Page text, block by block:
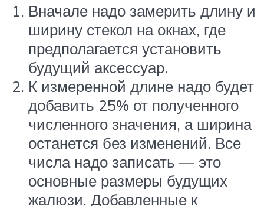
Вначале надо замерить длину и
ширину стекол на окнах, где
предполагается установить
будущий аксессуар.
К измеренной длине надо будет
добавить 25% от полученного
численного значения, а ширина
останется без изменений. Все
числа надо записать — это
основные размеры будущих
жалюзи. Добавленные к